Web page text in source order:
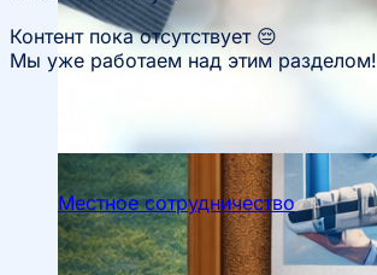
Местное сотрудничество
Контент пока отсутствует 😔
Мы уже работаем над этим разделом!